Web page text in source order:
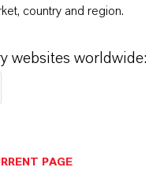
gewünschten
Farbpigmente ab,
Zementart
country and region.
websites worldwide:
PAGE